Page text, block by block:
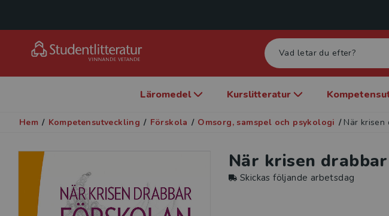
Läromedel Kurslitteratur
Hem / Kompetensutveckling / Förskola / Omsorg, samspel och psykologi / När krisen
När krisen
Skickas följande arbetsdag